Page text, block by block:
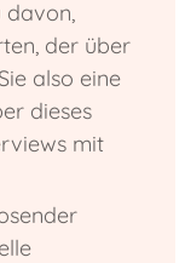
davon,
der über
also eine
dieses
mit